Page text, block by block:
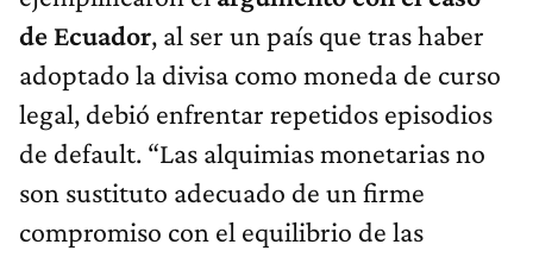
de Ecuador, al ser un país que tras haber
adoptado la divisa como moneda de curso
legal, debió enfrentar repetidos episodios
de default. “Las alquimias monetarias no
son sustituto adecuado de un firme
compromiso con el equilibrio de las